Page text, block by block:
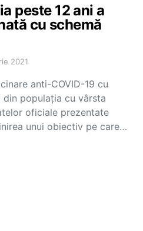
peste 12 ani a
cu schemă
2021
anti-COVID-19 cu
din populaţia cu vârsta
oficiale prezentate
unui obiectiv pe care…